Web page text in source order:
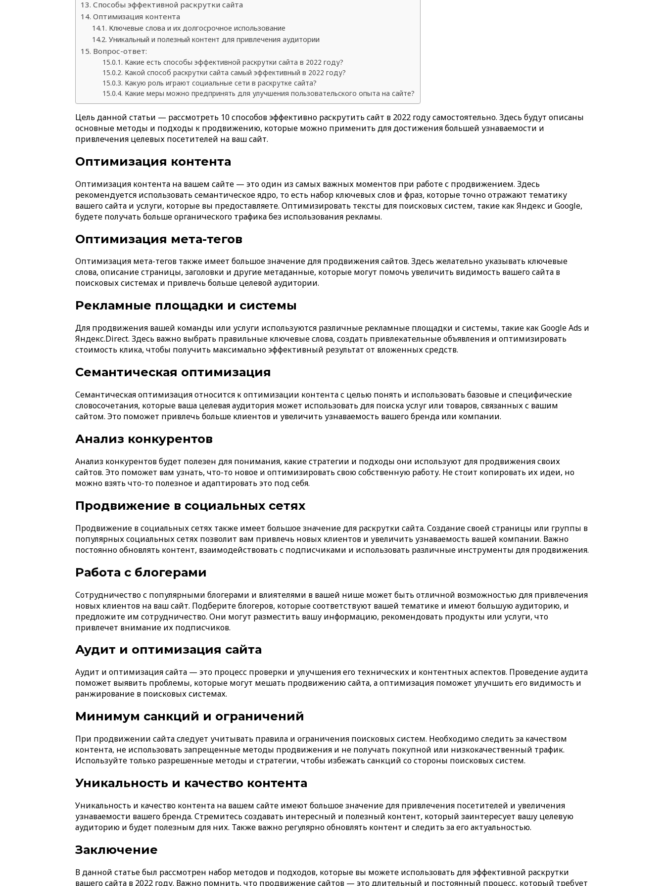
Способы эффективной раскрутки сайта
Оптимизация контента
Ключевые слова и их долгосрочное использование
Уникальный и полезный контент для привлечения аудитории
Вопрос-ответ:
Какие есть способы эффективной раскрутки сайта в 2022 году?
Какой способ раскрутки сайта самый эффективный в 2022 году?
Какую роль играют социальные сети в раскрутке сайта?
Какие меры можно предпринять для улучшения пользовательского опыта на сайте?
Цель данной статьи — рассмотреть 10 способов эффективно раскрутить сайт в 2022 году самостоятельно. Здесь будут описаны
основные методы и подходы к продвижению, которые можно применить для достижения большей узнаваемости и
привлечения целевых посетителей на ваш сайт.
Оптимизация контента
Оптимизация контента на вашем сайте — это один из самых важных моментов при работе с продвижением. Здесь
рекомендуется использовать семантическое ядро, то есть набор ключевых слов и фраз, которые точно отражают тематику
вашего сайта и услуги, которые вы предоставляете. Оптимизировать тексты для поисковых систем, такие как Яндекс и Google,
будете получать больше органического трафика без использования рекламы.
Оптимизация мета-тегов
Оптимизация мета-тегов также имеет большое значение для продвижения сайтов. Здесь желательно указывать ключевые
слова, описание страницы, заголовки и другие метаданные, которые могут помочь увеличить видимость вашего сайта в
поисковых системах и привлечь больше целевой аудитории.
Рекламные площадки и системы
Для продвижения вашей команды или услуги используются различные рекламные площадки и системы, такие как Google Ads и
Яндекс.Direct. Здесь важно выбрать правильные ключевые слова, создать привлекательные объявления и оптимизировать
стоимость клика, чтобы получить максимально эффективный результат от вложенных средств.
Семантическая оптимизация
Семантическая оптимизация относится к оптимизации контента с целью понять и использовать базовые и специфические
словосочетания, которые ваша целевая аудитория может использовать для поиска услуг или товаров, связанных с вашим
сайтом. Это поможет привлечь больше клиентов и увеличить узнаваемость вашего бренда или компании.
Анализ конкурентов
Анализ конкурентов будет полезен для понимания, какие стратегии и подходы они используют для продвижения своих
сайтов. Это поможет вам узнать, что-то новое и оптимизировать свою собственную работу. Не стоит копировать их идеи, но
можно взять что-то полезное и адаптировать это под себя.
Продвижение в социальных сетях
Продвижение в социальных сетях также имеет большое значение для раскрутки сайта. Создание своей страницы или группы в
популярных социальных сетях позволит вам привлечь новых клиентов и увеличить узнаваемость вашей компании. Важно
постоянно обновлять контент, взаимодействовать с подписчиками и использовать различные инструменты для продвижения.
Работа с блогерами
Сотрудничество с популярными блогерами и влиятелями в вашей нише может быть отличной возможностью для привлечения
новых клиентов на ваш сайт. Подберите блогеров, которые соответствуют вашей тематике и имеют большую аудиторию, и
предложите им сотрудничество. Они могут разместить вашу информацию, рекомендовать продукты или услуги, что
привлечет внимание их подписчиков.
Аудит и оптимизация сайта
Аудит и оптимизация сайта — это процесс проверки и улучшения его технических и контентных аспектов. Проведение аудита
поможет выявить проблемы, которые могут мешать продвижению сайта, а оптимизация поможет улучшить его видимость и
ранжирование в поисковых системах.
Минимум санкций и ограничений
При продвижении сайта следует учитывать правила и ограничения поисковых систем. Необходимо следить за качеством
контента, не использовать запрещенные методы продвижения и не получать покупной или низкокачественный трафик.
Используйте только разрешенные методы и стратегии, чтобы избежать санкций со стороны поисковых систем.
Уникальность и качество контента
Уникальность и качество контента на вашем сайте имеют большое значение для привлечения посетителей и увеличения
узнаваемости вашего бренда. Стремитесь создавать интересный и полезный контент, который заинтересует вашу целевую
аудиторию и будет полезным для них. Также важно регулярно обновлять контент и следить за его актуальностью.
Заключение
В данной статье был рассмотрен набор методов и подходов, которые вы можете использовать для эффективной раскрутки
вашего сайта в 2022 году. Важно помнить, что продвижение сайтов — это длительный и постоянный процесс, который требует